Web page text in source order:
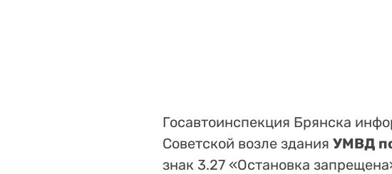
Госавтоинспекция Брянска
Советской возле здания УМВД
знак 3.27 «Остановка